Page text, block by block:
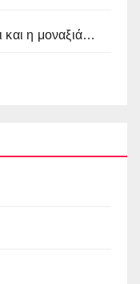
και η μοναξιά…